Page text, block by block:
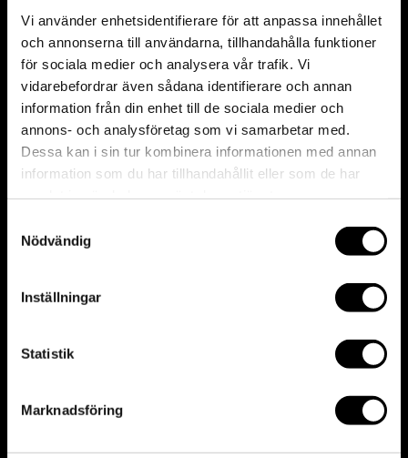
Vi använder enhetsidentifierare för att anpassa innehållet
och annonserna till användarna, tillhandahålla funktioner
för sociala medier och analysera vår trafik. Vi
vidarebefordrar även sådana identifierare och annan
information från din enhet till de sociala medier och
annons- och analysföretag som vi samarbetar med.
Dessa kan i sin tur kombinera informationen med annan
information som du har tillhandahållit eller som de har
Nödvändig
Inställningar
Statistik
Marknadsföring